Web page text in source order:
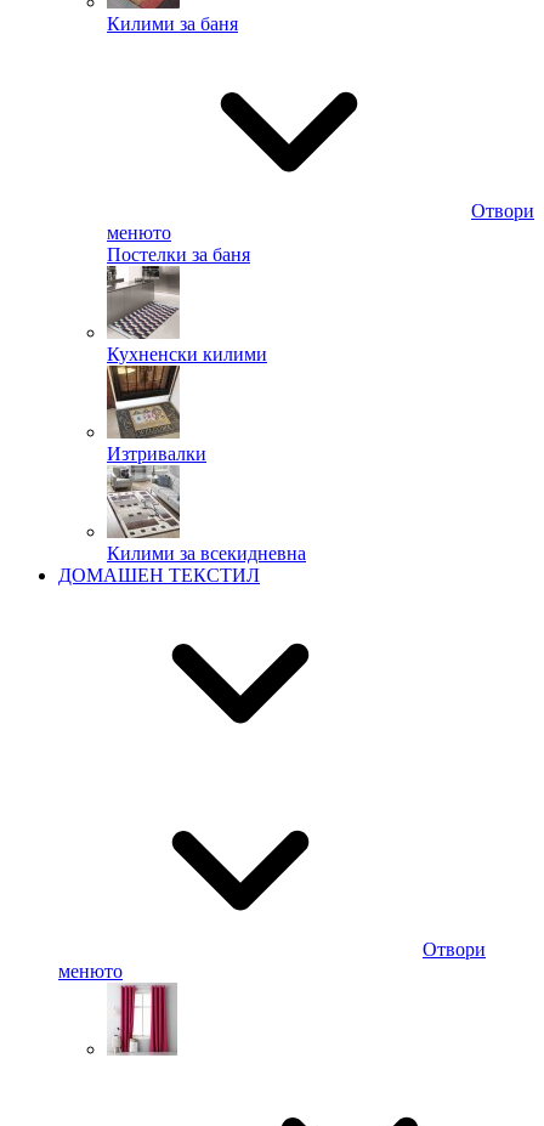
Килими за баня
Отвори
менюто
Постелки за баня
Кухненски килими
Изтривалки
Килими за всекидневна
ДОМАШЕН ТЕКСТИЛ
Отвори
менюто